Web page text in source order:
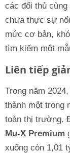
các đối thủ
chưa thực sự
mức cơ bản,
tìm kiếm một
Liên tiếp
Trong năm
thành một trong
toàn thị trường.
Mu-X Premium
xuống còn 1,01